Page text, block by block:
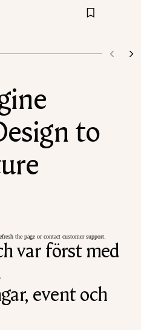
to
the page or contact customer support.
var först med
event och